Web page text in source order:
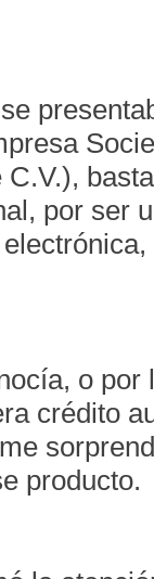
por ser
o por
crédito
producto.